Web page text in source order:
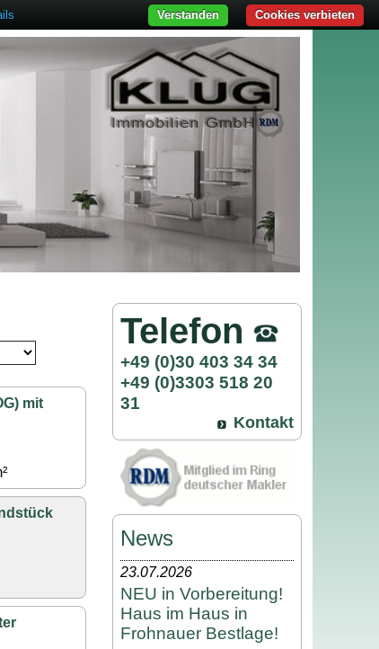
mit
Telefon
+49 (0)30 403 34 34
+49 (0)3303 518 20
31
Kontakt
News
23.07.2026
NEU in Vorbereitung!
Haus im Haus in
Frohnauer Bestlage!
Cookies verbieten
Verstanden